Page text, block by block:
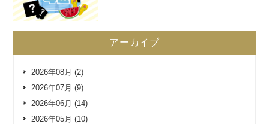
アーカイブ
2026年08月 (2)
2026年07月 (9)
2026年06月 (14)
2026年05月 (10)